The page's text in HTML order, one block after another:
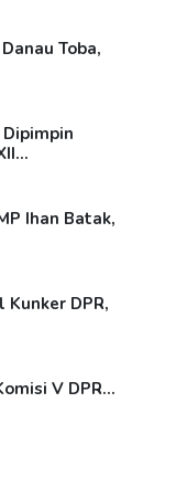
Toba,
Ihan Batak,
DPR,
V DPR...